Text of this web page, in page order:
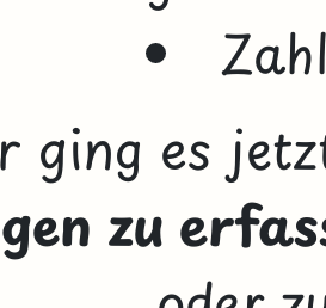
ging es
zu